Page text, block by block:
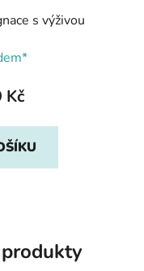
s výživou
Kč